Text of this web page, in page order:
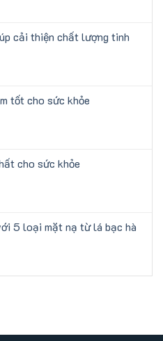
cải thiện chất lượng tinh
tốt cho sức khỏe
cho sức khỏe
5 loại mặt nạ từ lá bạc hà